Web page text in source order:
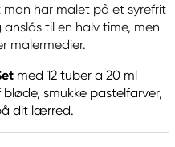
har malet på et syrefrit
til en halv time, men
malermedier.
med 12 tuber a 20 ml
smukke pastelfarver,
dit lærred.